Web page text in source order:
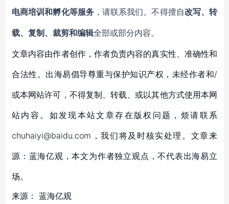
电商培训和孵化等服务，请联系我们。不得擅自改写、转
载、复制、裁剪和编辑全部或部分内容。
文章内容由作者创作，作者负责内容的真实性、准确性和
合法性。出海易倡导尊重与保护知识产权，未经作者和/
或本网站许可，不得复制、转载、或以其他方式使用本网
站内容。如发现本站文章存在版权问题，烦请联系
chuhaiyi@baidu.com，我们将及时核实处理。文章来
源：蓝海亿观，本文为作者独立观点，不代表出海易立
场。
来源： 蓝海亿观